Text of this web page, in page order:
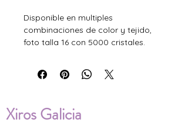
Disponible en multiples
combinaciones de color y tejido,
foto talla 16 con 5000 cristales.
Xiros Galicia